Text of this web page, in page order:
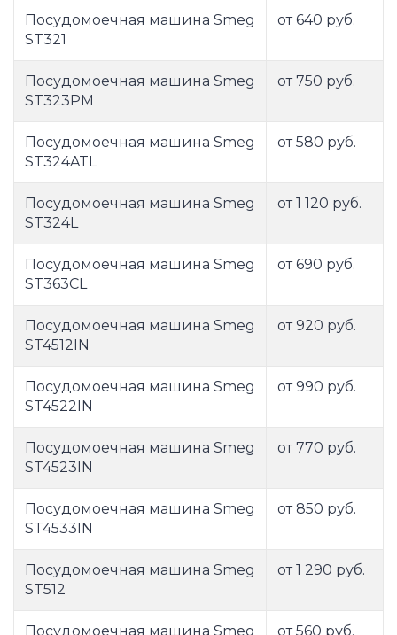
Посудомоечная машина Smeg
ST321
от 640 руб.
Посудомоечная машина Smeg
ST323PM
от 750 руб.
Посудомоечная машина Smeg
ST324ATL
от 580 руб.
Посудомоечная машина Smeg
ST324L
от 1 120 руб.
Посудомоечная машина Smeg
ST363CL
от 690 руб.
Посудомоечная машина Smeg
ST4512IN
от 920 руб.
Посудомоечная машина Smeg
ST4522IN
от 990 руб.
Посудомоечная машина Smeg
ST4523IN
от 770 руб.
Посудомоечная машина Smeg
ST4533IN
от 850 руб.
Посудомоечная машина Smeg
ST512
от 1 290 руб.
Посудомоечная машина Smeg от 560 руб.